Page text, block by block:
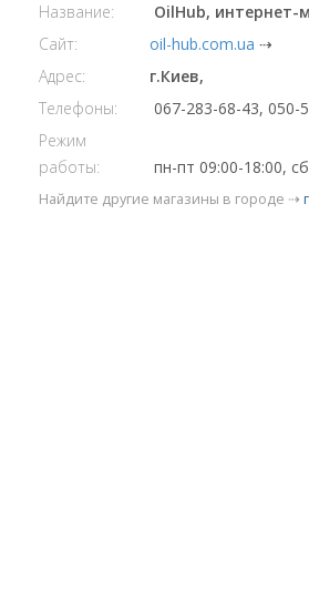
Название: OilHub, интернет-
Сайт:
oil-hub.com.ua ⇢
Адрес:
г.Киев,
Телефоны:
067-283-68-43, 050-
Режим
работы:
пн-пт 09:00-18:00,
Найдите другие магазины в городе ⇢